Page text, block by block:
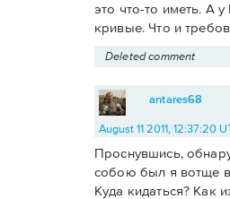
это что-то иметь. А
кривые. Что и
Deleted comment
antares68
August 11 2011, 12:37:20
Проснувшись,
собою был я вотще
Куда кидаться? Как